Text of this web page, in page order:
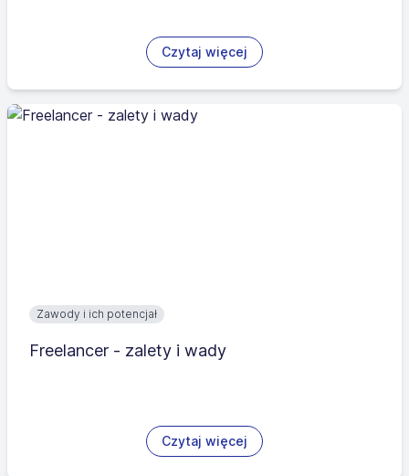
Czytaj więcej
Zawody i ich potencjał
Freelancer - zalety i wady
Czytaj więcej